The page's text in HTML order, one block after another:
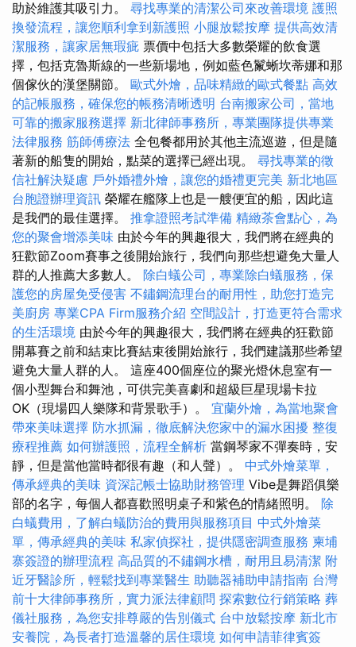
助於維護其吸引力。 尋找專業的清潔公司來改善環境 護照
換發流程，讓您順利拿到新護照 小腿放鬆按摩 提供高效清
潔服務，讓家居無瑕疵 票價中包括大多數榮耀的飲食選
擇，包括克魯斯線的一些新場地，例如藍色鬣蜥坎蒂娜和那
個傢伙的漢堡關節。 歐式外燴，品味精緻的歐式餐點 高效
的記帳服務，確保您的帳務清晰透明 台南搬家公司，當地
可靠的搬家服務選擇 新北律師事務所，專業團隊提供專業
法律服務 筋師傅療法 全包餐都用於其他主流巡遊，但是隨
著新的船隻的開始，點菜的選擇已經出現。 尋找專業的徵
信社解決疑慮 戶外婚禮外燴，讓您的婚禮更完美 新北地區
台胞證辦理資訊 榮耀在艦隊上也是一艘便宜的船，因此這
是我們的最佳選擇。 推拿證照考試準備 精緻茶會點心，為
您的聚會增添美味 由於今年的興趣很大，我們將在經典的
狂歡節Zoom賽事之後開始旅行，我們向那些想避免大量人
群的人推薦大多數人。 除白蟻公司，專業除白蟻服務，保
護您的房屋免受侵害 不鏽鋼流理台的耐用性，助您打造完
美廚房 專業CPA Firm服務介紹 空間設計，打造更符合需求
的生活環境 由於今年的興趣很大，我們將在經典的狂歡節
開幕賽之前和結束比賽結束後開始旅行，我們建議那些希望
避免大量人群的人。 這座400個座位的聚光燈休息室有一
個小型舞台和舞池，可供完美喜劇和超級巨星現場卡拉
OK（現場四人樂隊和背景歌手）。 宜蘭外燴，為當地聚會
帶來美味選擇 防水抓漏，徹底解決您家中的漏水困擾 整復
療程推薦 如何辦護照，流程全解析 當鋼琴家不彈奏時，安
靜，但是當他當時都很有趣（和人聲）。 中式外燴菜單，
傳承經典的美味 資深記帳士協助財務管理 Vibe是舞蹈俱樂
部的名字，每個人都喜歡照明桌子和紫色的情緒照明。 除
白蟻費用，了解白蟻防治的費用與服務項目 中式外燴菜
單，傳承經典的美味 私家偵探社，提供隱密調查服務 柬埔
寨簽證的辦理流程 高品質的不鏽鋼水槽，耐用且易清潔 附
近牙醫診所，輕鬆找到專業醫生 助聽器補助申請指南 台灣
前十大律師事務所，實力派法律顧問 探索數位行銷策略 葬
儀社服務，為您安排尊嚴的告別儀式 台中放鬆按摩 新北市
安養院，為長者打造溫馨的居住環境 如何申請菲律賓簽